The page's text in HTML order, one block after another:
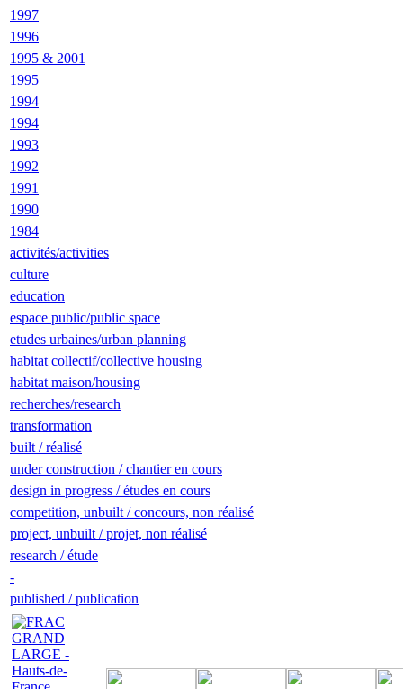
1997
1996
1995 & 2001
1995
1994
1994
1993
1992
1991
1990
1984
activités/activities
culture
education
espace public/public space
etudes urbaines/urban planning
habitat collectif/collective housing
habitat maison/housing
recherches/research
transformation
built / réalisé
under construction / chantier en cours
design in progress / études en cours
competition, unbuilt / concours, non réalisé
project, unbuilt / projet, non réalisé
research / étude
-
published / publication